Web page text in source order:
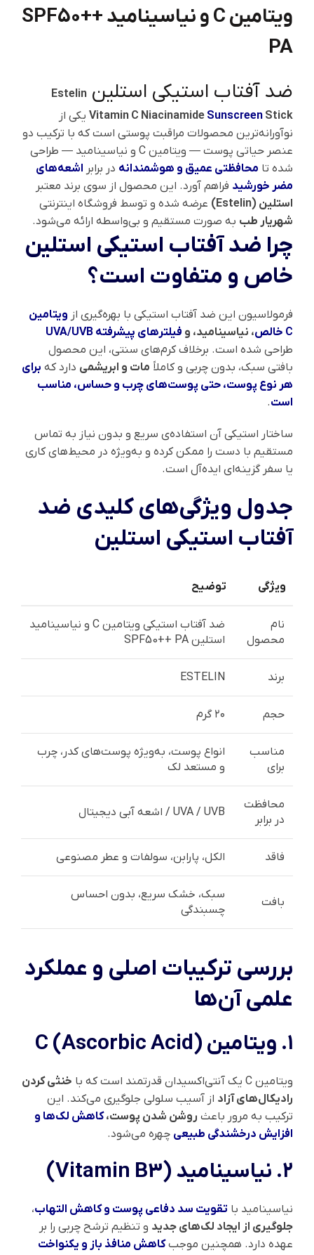
ویتامین C و نیاسینامید SPF50++
PA
ضد آفتاب استیکی استلین Estelin
Vitamin C Niacinamide Sunscreen Stick
یکی از
نوآورانه‌ترین محصولات مراقبت پوستی است که با ترکیب دو
عنصر حیاتی پوست — ویتامین C و نیاسینامید — طراحی
شده تا محافظتی عمیق و هوشمندانه در برابر اشعه‌های
مضر خورشید فراهم آورد. این محصول از سوی برند معتبر
استلین (Estelin)
عرضه شده و توسط فروشگاه اینترنتی
شهریار طب به صورت مستقیم و بی‌واسطه ارائه می‌شود.
چرا ضد آفتاب استیکی استلین
خاص و متفاوت است؟
فرمولاسیون این ضد آفتاب استیکی با بهره‌گیری از ویتامین
C خالص
، نیاسینامید، و فیلترهای پیشرفته UVA/UVB
طراحی شده است. برخلاف کرم‌های سنتی، این محصول
بافتی سبک، بدون چربی و کاملاً مات و ابریشمی دارد که برای
هر نوع پوست، حتی پوست‌های چرب و حساس، مناسب
است.
ساختار استیکی آن استفاده‌ی سریع و بدون نیاز به تماس
مستقیم با دست را ممکن کرده و به‌ویژه در محیط‌های کاری
یا سفر گزینه‌ای ایده‌آل است.
جدول ویژگی‌های کلیدی ضد
آفتاب استیکی استلین
ویژگی توضیح
نام
محصول
ضد آفتاب استیکی ویتامین C و نیاسینامید
استلین SPF50++ PA
برند ESTELIN
حجم ۲۰ گرم
مناسب
برای
انواع پوست، به‌ویژه پوست‌های کدر، چرب
و مستعد لک
محافظت
در برابر
UVA / UVB / اشعه آبی دیجیتال
فاقد الکل، پارابن، سولفات و عطر مصنوعی
بافت
سبک، خشک سریع، بدون احساس
چسبندگی
بررسی ترکیبات اصلی و عملکرد
علمی آن‌ها
۱. ویتامین C (Ascorbic Acid)
ویتامین C یک آنتی‌اکسیدان قدرتمند است که با
خنثی کردن
رادیکال‌های آزاد از آسیب سلولی جلوگیری می‌کند. این
ترکیب به مرور باعث روشن شدن پوست،کاهش لک‌ها و
افزایش درخشندگی طبیعی چهره می‌شود.
۲. نیاسینامید (Vitamin B3)
نیاسینامید با تقویت سد دفاعی پوست و کاهش التهاب،
جلوگیری از ایجاد لک‌های جدید و تنظیم ترشح چربی را بر
عهده دارد. همچنین موجبکاهش منافذ باز و یکنواخت